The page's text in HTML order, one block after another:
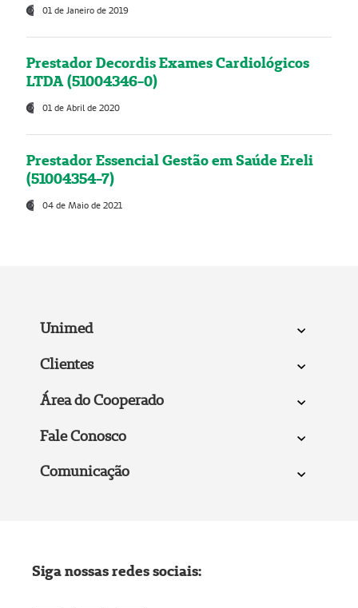
01 de Janeiro de 2019
Prestador Decordis Exames Cardiológicos
LTDA (51004346-0)
01 de Abril de 2020
Prestador Essencial Gestão em Saúde Ereli
(51004354-7)
04 de Maio de 2021
Unimed
Clientes
Área do Cooperado
Fale Conosco
Comunicação
Siga nossas redes sociais: